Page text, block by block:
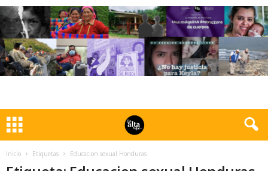
Inicio Etiquetas Educacion sexual Honduras